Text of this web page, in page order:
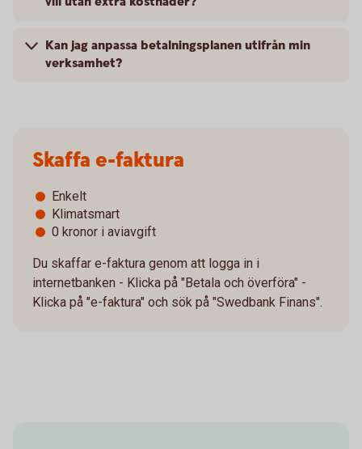
Kan jag anpassa betalningsplanen utifrån min
verksamhet?
Skaffa e-faktura
Enkelt
Klimatsmart
0 kronor i aviavgift
Du skaffar e-faktura genom att logga in i
internetbanken - Klicka på "Betala och överföra" -
Klicka på "e-faktura" och sök på "Swedbank Finans".